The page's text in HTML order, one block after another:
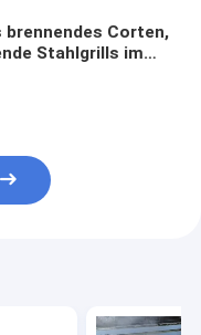
brennendes Corten,
Stahlgrills im